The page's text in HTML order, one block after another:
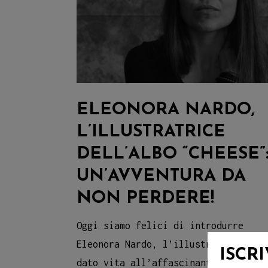
ELEONORA NARDO,
L’ILLUSTRATRICE
DELL’ALBO “CHEESE”:
UN’AVVENTURA DA
NON PERDERE!
Oggi siamo felici di introdurre
Eleonora Nardo, l’illustratrice che
dato vita all’affascinante mondo di